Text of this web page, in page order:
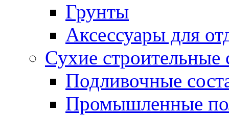
Грунты
Аксессуары для
Сухие строительные
Подливочные
Промышленные